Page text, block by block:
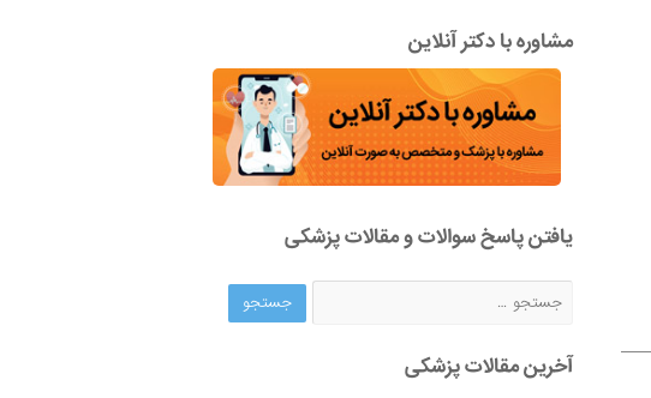
مشاوره با دکتر آنلاین
یافتن پاسخ سوالات و مقالات پزشکی
آخرین مقالات پزشکی